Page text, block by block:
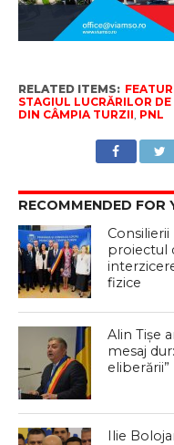
RELATED ITEMS:
STAGIUL LUCRĂRILOR
DIN CÂMPIA TURZII PNL
RECOMMENDED FOR
proiectul
fizice
Alin Tișe
mesaj
eliberării”
Ilie